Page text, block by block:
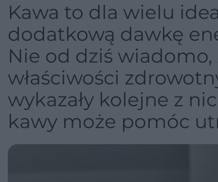
Kawa to dla wielu
dodatkową dawkę
Nie od dziś
właściwości
wykazały kolejne z
kawy może pomóc